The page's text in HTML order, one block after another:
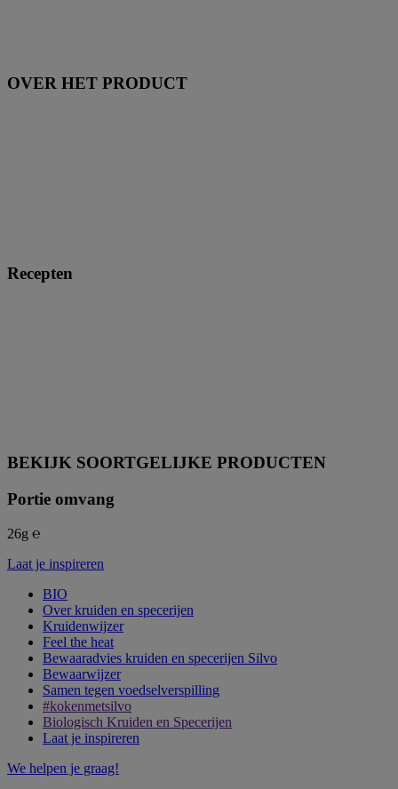
OVER HET PRODUCT
Recepten
BEKIJK SOORTGELIJKE PRODUCTEN
Portie omvang
26g ℮
Laat je inspireren
BIO
Over kruiden en specerijen
Kruidenwijzer
Feel the heat
Bewaaradvies kruiden en specerijen Silvo
Bewaarwijzer
Samen tegen voedselverspilling
#kokenmetsilvo
Biologisch Kruiden en Specerijen
Laat je inspireren
We helpen je graag!